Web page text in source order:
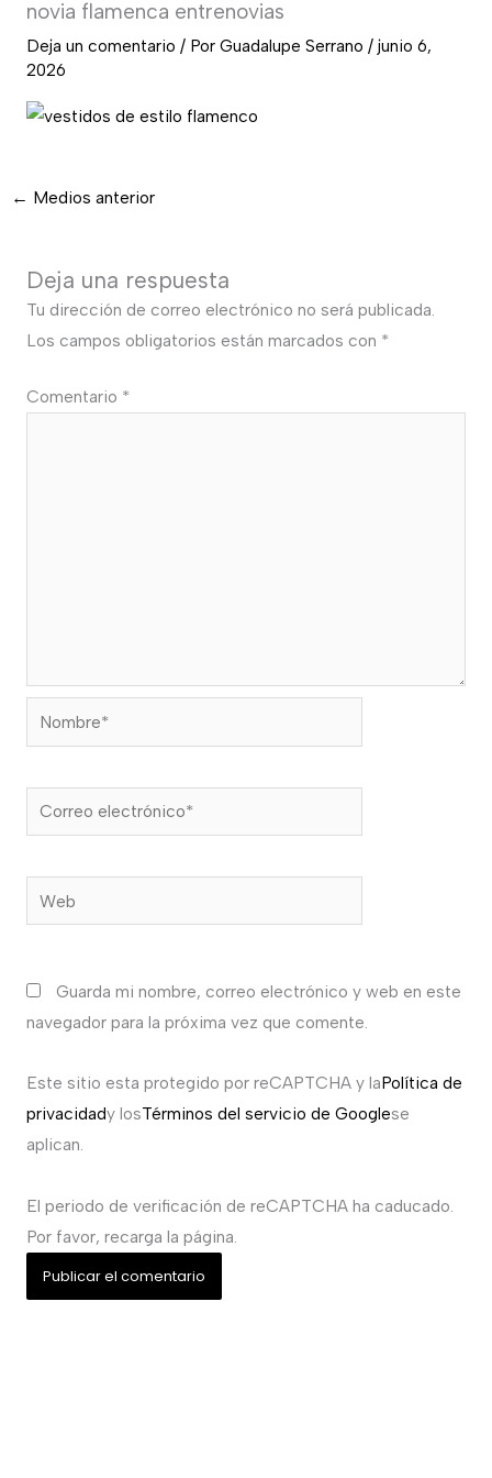
novia flamenca entrenovias
Deja un comentario / Por Guadalupe Serrano / junio 6,
2026
← Medios anterior
Deja una respuesta
Tu dirección de correo electrónico no será publicada.
Los campos obligatorios están marcados con *
Comentario *
Nombre*
Correo
electrónico*
Web
Guarda mi nombre, correo electrónico y web en este
navegador para la próxima vez que comente.
Este sitio esta protegido por reCAPTCHA y laPolítica de
privacidady losTérminos del servicio de Googlese
aplican.
El periodo de verificación de reCAPTCHA ha caducado.
Por favor, recarga la página.